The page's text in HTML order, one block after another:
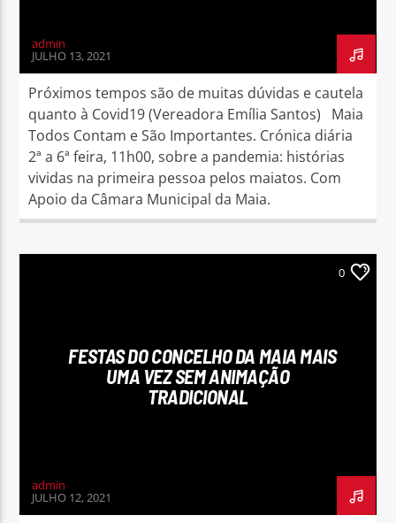
admin
JULHO 13, 2021
Próximos tempos são de muitas dúvidas e cautela
quanto à Covid19 (Vereadora Emília Santos) Maia
Todos Contam e São Importantes. Crónica diária
2ª a 6ª feira, 11h00, sobre a pandemia: histórias
vividas na primeira pessoa pelos maiatos. Com
Apoio da Câmara Municipal da Maia.
0
FESTAS DO CONCELHO DA MAIA MAIS
UMA VEZ SEM ANIMAÇÃO
TRADICIONAL
admin
JULHO 12, 2021